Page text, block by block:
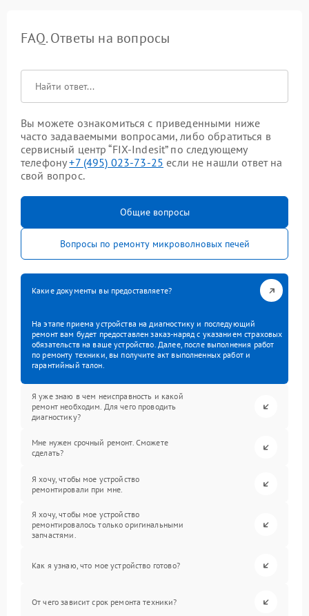
FAQ. Ответы на вопросы
Вы можете ознакомиться с приведенными ниже
часто задаваемыми вопросами, либо обратиться в
сервисный центр “FIX-Indesit” по следующему
телефону+7 (495) 023-73-25 если не нашли ответ на
свой вопрос.
Общие вопросы
Вопросы по ремонту микроволновых печей
Какие документы вы предоставляете?
На этапе приема устройства на диагностику и последующий
ремонт вам будет предоставлен заказ-наряд с указанием страховых
обязательств на ваше устройство. Далее, после выполнения работ
по ремонту техники, вы получите акт выполненных работ и
гарантийный талон.
Я уже знаю в чем неисправность и какой
ремонт необходим. Для чего проводить
диагностику?
Мне нужен срочный ремонт. Сможете
сделать?
Я хочу, чтобы мое устройство
ремонтировали при мне.
Я хочу, чтобы мое устройство
ремонтировалось только оригинальными
запчастями.
Как я узнаю, что мое устройство готово?
От чего зависит срок ремонта техники?